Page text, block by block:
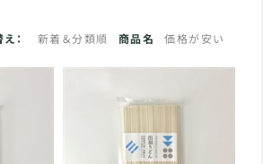
： 新着＆分類順 商品名 価格が安い